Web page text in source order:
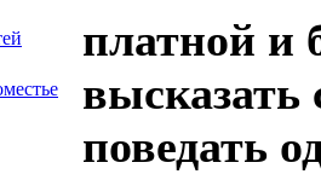
платной и
высказать
поведать